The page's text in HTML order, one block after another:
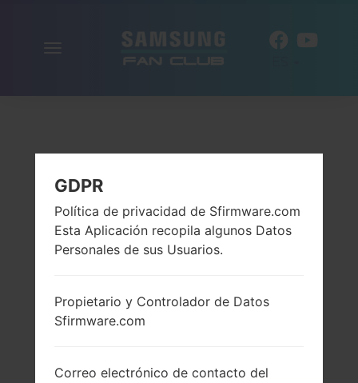
GDPR
Política de privacidad de Sfirmware.com
Esta Aplicación recopila algunos Datos
Personales de sus Usuarios.
Propietario y Controlador de Datos
Sfirmware.com
Correo electrónico de contacto del